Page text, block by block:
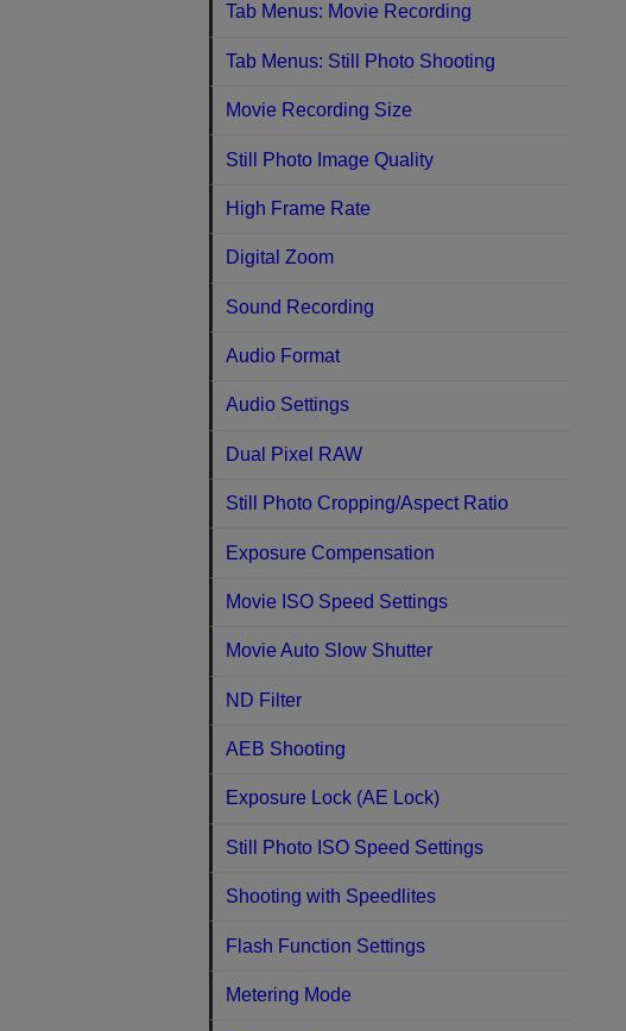
Tab Menus: Movie Recording
Tab Menus: Still Photo Shooting
Movie Recording Size
Still Photo Image Quality
High Frame Rate
Digital Zoom
Sound Recording
Audio Format
Audio Settings
Dual Pixel RAW
Still Photo Cropping/Aspect Ratio
Exposure Compensation
Movie ISO Speed Settings
Movie Auto Slow Shutter
ND Filter
AEB Shooting
Exposure Lock (AE Lock)
Still Photo ISO Speed Settings
Shooting with Speedlites
Flash Function Settings
Metering Mode